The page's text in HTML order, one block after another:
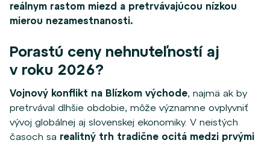
reálnym rastom miezd a pretrvávajúcou nízkou
mierou nezamestnanosti.
Porastú ceny nehnuteľností aj
v roku 2026?
Vojnový konflikt na Blízkom východe, najmä ak by
pretrvával dlhšie obdobie, môže významne ovplyvniť
vývoj globálnej aj slovenskej ekonomiky. V neistých
časoch sa realitný trh tradične ocitá medzi prvými